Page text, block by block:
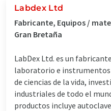
Labdex Ltd
Fabricante, Equipos /
Gran Bretaña
LabDex Ltd. es un
laboratorio e
de ciencias de la vida,
industriales de todo el
productos incluye